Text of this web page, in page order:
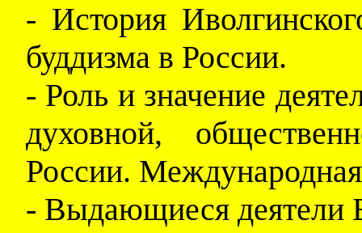
- История
буддизма в России.
- Роль и значение
духовной,
России. Международная
- Выдающиеся деятели